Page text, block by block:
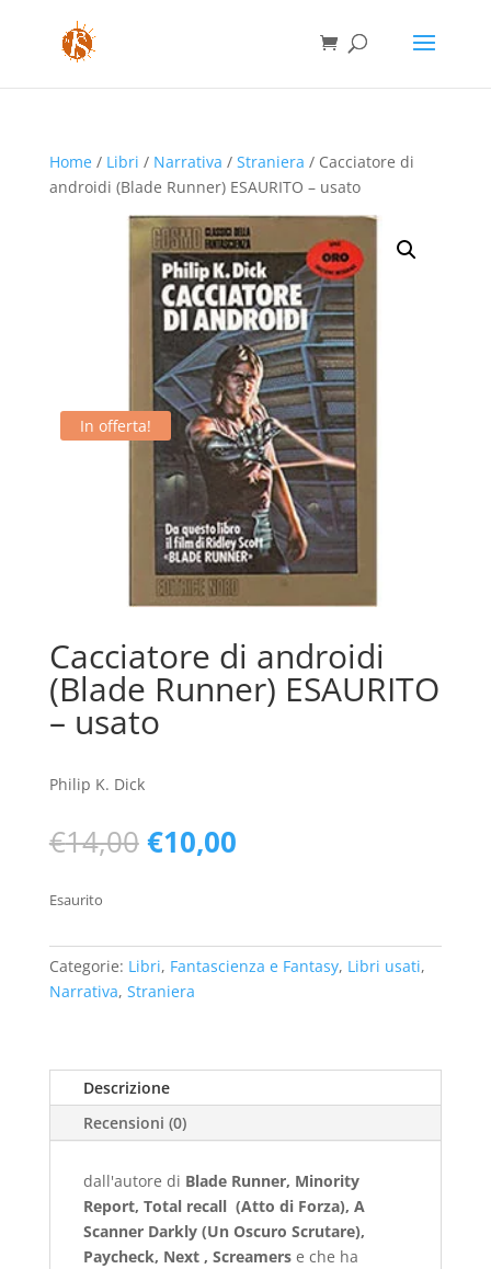
Home/ Libri / Narrativa / Straniera / Cacciatore di
androidi (Blade Runner) ESAURITO – usato
In offerta!
Cacciatore di androidi
(Blade Runner) ESAURITO
– usato
Philip K. Dick
€14,00 Il
prezzo
€14,00.
€10,00Il
€10,00.
Esaurito
Categorie: Libri, Fantascienza e Fantasy, Libri usati,
Narrativa, Straniera
Descrizione
Recensioni (0)
dall'autore di Blade Runner, Minority
Report, Total recall (Atto di Forza), A
Scanner Darkly (Un Oscuro Scrutare),
Paycheck, Next , Screamerse che ha